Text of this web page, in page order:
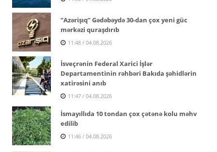
“Azərişıq” Gədəbəydə 30-dan çox yeni güc
mərkəzi quraşdırıb
11:48 / 04.08.2026
İsveçrənin Federal Xarici İşlər
Departamentinin rəhbəri Bakıda şəhidlərin
xatirəsini anıb
11:47 / 04.08.2026
İsmayıllıda 10 tondan çox çətənə kolu məhv
edilib
11:46 / 04.08.2026